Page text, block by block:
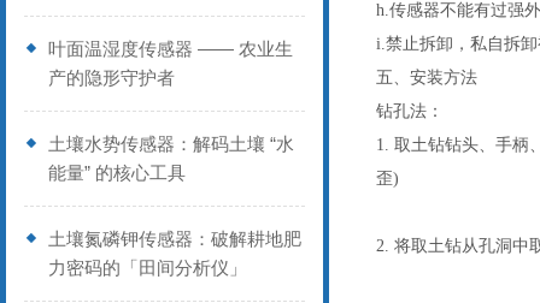
势
叶面温湿度传感器 —— 农业生
产的隐形守护者
土壤水势传感器：解码土壤 “水
能量” 的核心工具
土壤氮磷钾传感器：破解耕地肥
力密码的「田间分析仪」
h.传感器不能有过强
i.禁止拆卸，私自拆
五、安装方法
钻孔法：
1. 取土钻钻头、手柄
歪)
2. 将取土钻从孔洞中